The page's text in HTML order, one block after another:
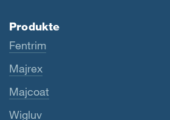
Produkte
Fentrim
Majrex
Majcoat
Wigluv